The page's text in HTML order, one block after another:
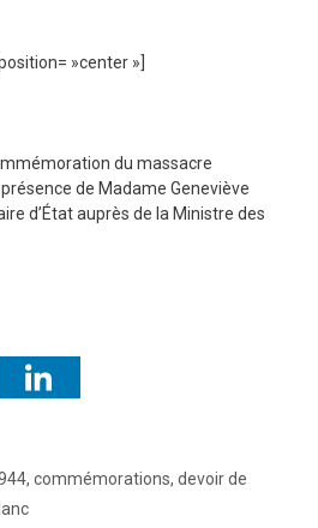
»center »]
du massacre
de Madame Geneviève
d’État auprès de la Ministre des
,commémorations,devoir de